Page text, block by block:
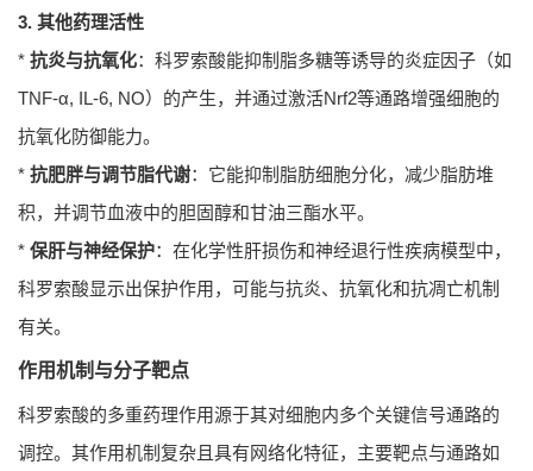
3. 其他药理活性
* 抗炎与抗氧化：科罗索酸能抑制脂多糖等诱导的炎症因子（如
TNF-α, IL-6, NO）的产生，并通过激活Nrf2等通路增强细胞的
抗氧化防御能力。
* 抗肥胖与调节脂代谢：它能抑制脂肪细胞分化，减少脂肪堆
积，并调节血液中的胆固醇和甘油三酯水平。
* 保肝与神经保护：在化学性肝损伤和神经退行性疾病模型中，
科罗索酸显示出保护作用，可能与抗炎、抗氧化和抗凋亡机制
有关。
作用机制与分子靶点
科罗索酸的多重药理作用源于其对细胞内多个关键信号通路的
调控。其作用机制复杂且具有网络化特征，主要靶点与通路如